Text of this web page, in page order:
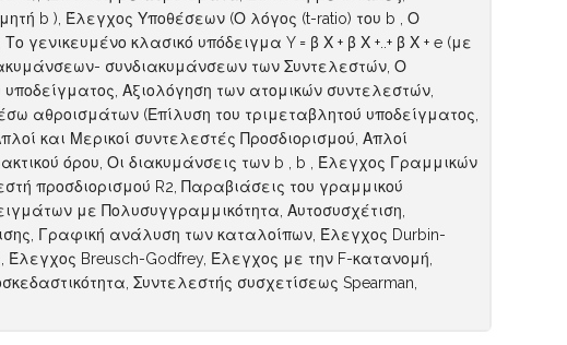
b ), Έλεγχος Υποθέσεων (Ο λόγος (t-ratio) του b , Ο
γενικευμένο κλασικό υπόδειγμα Y = β Χ + β Χ +..+ β Χ + e (με
συνδιακυμάνσεων των Συντελεστών, Ο
Αξιολόγηση των ατομικών συντελεστών,
αθροισμάτων (Επίλυση του τριμεταβλητού υποδείγματος,
και Μερικοί συντελεστές Προσδιορισμού, Απλοί
όρου, Οι διακυμάνσεις των b , b , Έλεγχος Γραμμικών
προσδιορισμού R2, Παραβιάσεις του γραμμικού
με Πολυσυγγραμμικότητα, Αυτοσυσχέτιση,
Γραφική ανάλυση των καταλοίπων, Έλεγχος Durbin-
Έλεγχος Breusch-Godfrey, Έλεγχος με την F-κατανομή,
Συντελεστής συσχετίσεως Spearman,